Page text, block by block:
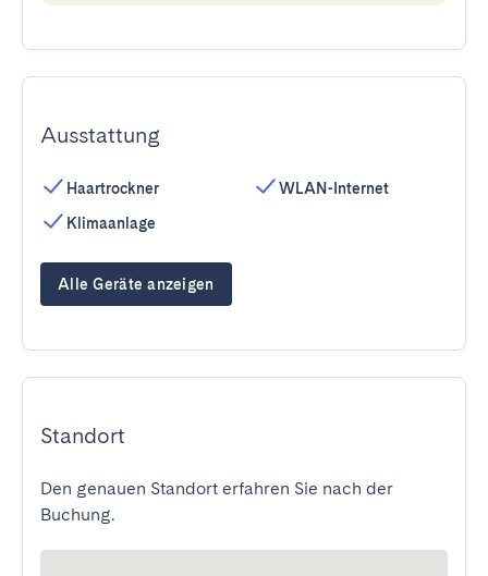
Ausstattung
Haartrockner
Klimaanlage
WLAN-Internet
Alle Geräte anzeigen
Standort
Den genauen Standort erfahren Sie nach der
Buchung.